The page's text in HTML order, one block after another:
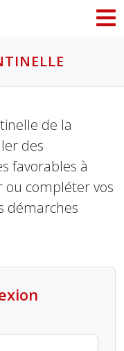
de la
des
favorables à
compléter vos
démarches